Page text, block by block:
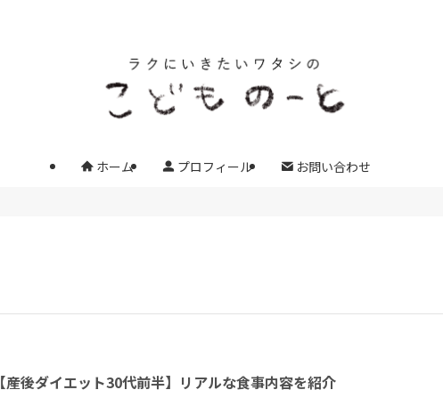
ホーム プロフィール お問い合わせ
【産後ダイエット30代前半】リアルな食事内容を紹介